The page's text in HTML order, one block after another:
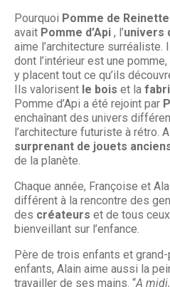
Pourquoi Pomme de Reinette
avait Pomme d’Api , l’univers
aime l’architecture surréaliste.
dont l’intérieur est une
y placent tout ce qu’ils
Ils valorisent le bois et la
Pomme d’Api a été rejoint par
enchaînant des univers
l’architecture futuriste à rétro. A
surprenant de jouets
de la planète.
Chaque année, Françoise et
différent à la rencontre des
des créateurs et de tous
bienveillant sur l’enfance.
Père de trois enfants et
enfants, Alain aime aussi la
travailler de ses mains. “A